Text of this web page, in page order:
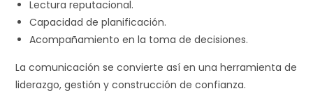
Lectura reputacional.
Capacidad de planificación.
Acompañamiento en la toma de decisiones.
La comunicación se convierte así en una herramienta de
liderazgo, gestión y construcción de confianza.